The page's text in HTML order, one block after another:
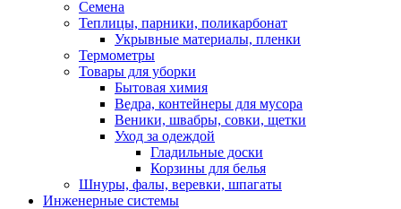
Семена
Теплицы, парники, поликарбонат
Укрывные материалы, пленки
Термометры
Товары для уборки
Бытовая химия
Ведра, контейнеры для мусора
Веники, швабры, совки, щетки
Уход за одеждой
Гладильные доски
Корзины для белья
Шнуры, фалы, веревки, шпагаты
Инженерные системы